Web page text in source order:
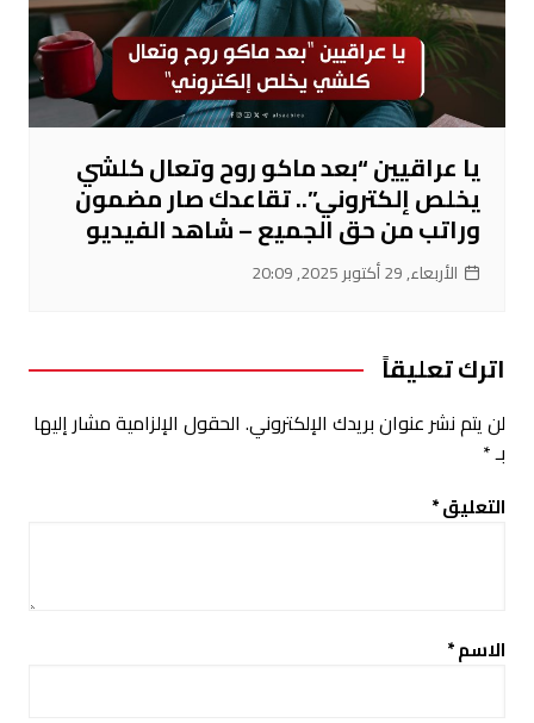
يا عراقيين “بعد ماكو روح وتعال كلشي
يخلص إلكتروني”.. تقاعدك صار مضمون
وراتب من حق الجميع – شاهد الفيديو
الأربعاء, 29 أكتوبر 2025, 20:09
اترك تعليقاً
لن يتم نشر عنوان بريدك الإلكتروني. الحقول الإلزامية مشار إليها
بـ*
التعليق*
الاسم*